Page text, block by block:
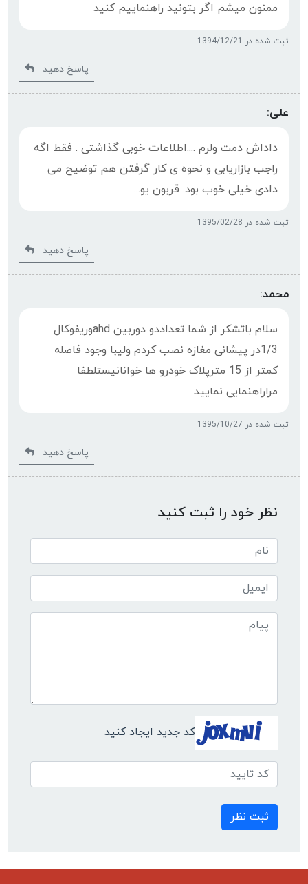
ممنون میشم اگر بتونید راهنماییم کنید
ثبت شده در 1394/12/21
پاسخ دهید
علی:
داداش دمت ولرم ....اطلاعات خوبی گذاشتی . فقط اگه
راجب بازاریابی و نحوه ی کار گرفتن هم توضیح می
دادی خیلی خوب بود. قربون یو...
ثبت شده در 1395/02/28
پاسخ دهید
محمد:
سلام باتشکر از شما تعداددو دوربین ahdوریفوکال
1/3در پیشانی مغازه نصب کردم ولیبا وجود فاصله
کمتر از 15 مترپلاک خودرو ها خوانانیستلطفا
مراراهنمایی نمایید
ثبت شده در 1395/10/27
پاسخ دهید
نظر خود را ثبت کنید
کد جدید ایجاد کنید
ثبت نظر